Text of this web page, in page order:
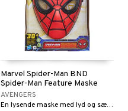
Marvel Spider-Man BND
Spider-Man Feature Maske
AVENGERS
En lysende maske med lyd og sætninger!